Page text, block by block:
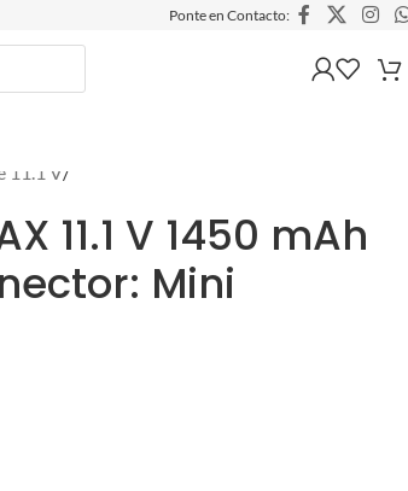
Ponte en Contacto:
11.1 V/
11.1 V 1450 mAh
Mini